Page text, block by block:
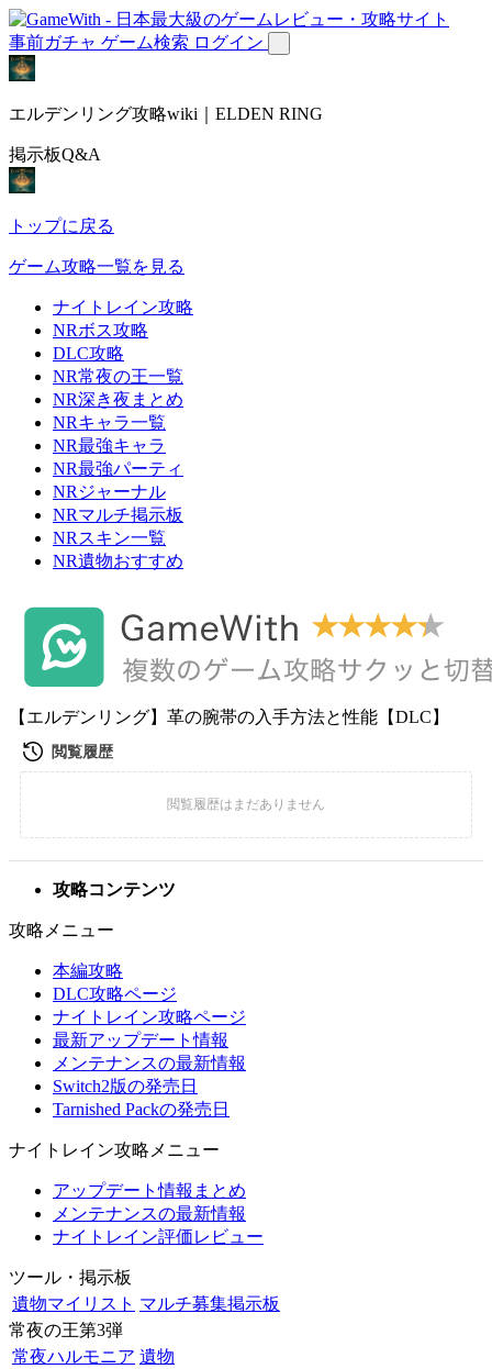
事前ガチャ ゲーム検索 ログイン
エルデンリング攻略wiki｜ELDEN RING
掲示板Q&A
トップに戻る
ゲーム攻略一覧を見る
ナイトレイン攻略
NRボス攻略
DLC攻略
NR常夜の王一覧
NR深き夜まとめ
NRキャラ一覧
NR最強キャラ
NR最強パーティ
NRジャーナル
NRマルチ掲示板
NRスキン一覧
NR遺物おすすめ
【エルデンリング】革の腕帯の入手方法と性能【DLC】
攻略コンテンツ
攻略メニュー
本編攻略
DLC攻略ページ
ナイトレイン攻略ページ
最新アップデート情報
メンテナンスの最新情報
Switch2版の発売日
Tarnished Packの発売日
ナイトレイン攻略メニュー
アップデート情報まとめ
メンテナンスの最新情報
ナイトレイン評価レビュー
ツール・掲示板
遺物マイリスト マルチ募集掲示板
常夜の王第3弾
常夜ハルモニア 遺物